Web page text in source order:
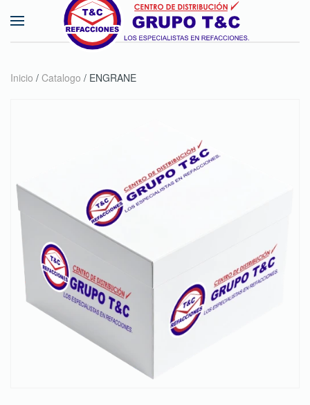
Skip to main content
Inicio / Catalogo / ENGRANE